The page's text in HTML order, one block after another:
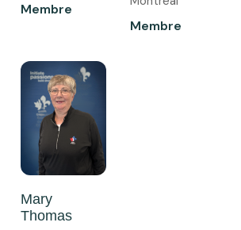
Membre
Membre
Mary
Thomas